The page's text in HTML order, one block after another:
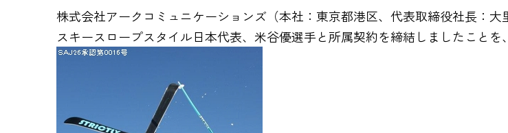
株式会社アークコミュニケーションズ（本社：東京都港区、代表取締役社長：
スキースロープスタイル日本代表、米谷優選手と所属契約を締結しましたことを